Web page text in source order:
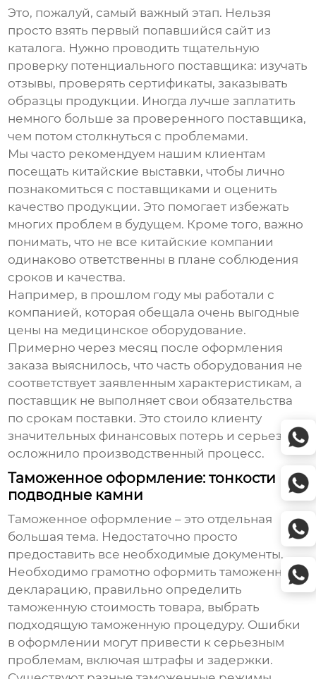
Это, пожалуй, самый важный этап. Нельзя
просто взять первый попавшийся сайт из
каталога. Нужно проводить тщательную
проверку потенциального поставщика: изучать
отзывы, проверять сертификаты, заказывать
образцы продукции. Иногда лучше заплатить
немного больше за проверенного поставщика,
чем потом столкнуться с проблемами.
Мы часто рекомендуем нашим клиентам
посещать китайские выставки, чтобы лично
познакомиться с поставщиками и оценить
качество продукции. Это помогает избежать
многих проблем в будущем. Кроме того, важно
понимать, что не все китайские компании
одинаково ответственны в плане соблюдения
сроков и качества.
Например, в прошлом году мы работали с
компанией, которая обещала очень выгодные
цены на медицинское оборудование.
Примерно через месяц после оформления
заказа выяснилось, что часть оборудования не
соответствует заявленным характеристикам, а
поставщик не выполняет свои обязательства
по срокам поставки. Это стоило клиенту
значительных финансовых потерь и серьезно
осложнило производственный процесс.
Таможенное оформление: тонкости и
подводные камни
Таможенное оформление – это отдельная
большая тема. Недостаточно просто
предоставить все необходимые документы.
Необходимо грамотно оформить таможенную
декларацию, правильно определить
таможенную стоимость товара, выбрать
подходящую таможенную процедуру. Ошибки
в оформлении могут привести к серьезным
проблемам, включая штрафы и задержки.